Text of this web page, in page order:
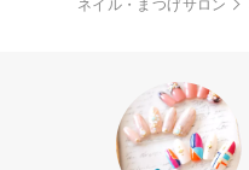
ネイル・まつげサロン